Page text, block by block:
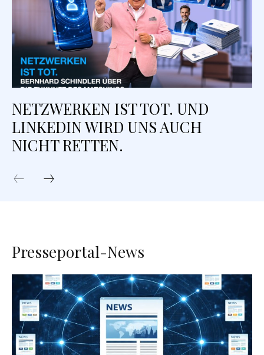
NETZWERKEN IST TOT. UND
LINKEDIN WIRD UNS AUCH
NICHT RETTEN.
Presseportal-News